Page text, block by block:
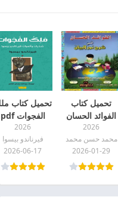
تحميل كتاب
الفوائد الحسان
في شرح نور
البيان pdf
2026
محمد حسن محمد
2026-01-29
تحميل كتاب
الفجوات pdf
2026
فيرناندو بيسوا
2026-06-17